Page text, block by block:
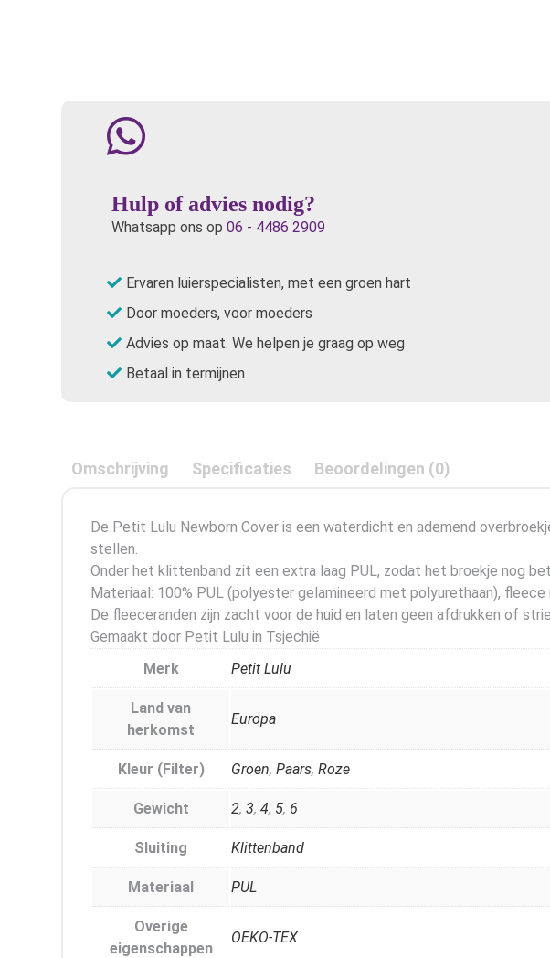
Hulp of advies nodig?
Whatsapp ons op 06 - 4486 2909
Ervaren luierspecialisten, met een groen hart
Door moeders, voor moeders
Advies op maat. We helpen je graag op weg
Betaal in termijnen
Omschrijving Specificaties Beoordelingen (0)
De Petit Lulu Newborn Cover is een waterdicht en ademend
stellen.
Onder het klittenband zit een extra laag PUL, zodat het broekje nog
Materiaal: 100% PUL (polyester gelamineerd met polyurethaan), fleece
De fleeceranden zijn zacht voor de huid en laten geen afdrukken of
Gemaakt door Petit Lulu in Tsjechië
Merk
Petit Lulu
Land van
herkomst
Europa
Kleur (Filter) Groen, Paars, Roze
Gewicht 2, 3, 4, 5, 6
Sluiting Klittenband
Materiaal PUL
Overige
eigenschappen
OEKO-TEX